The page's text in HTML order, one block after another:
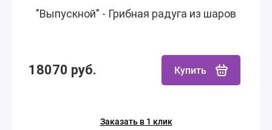
"Выпускной" - Грибная радуга из шаров
18070 руб. Купить
Заказать в 1 клик